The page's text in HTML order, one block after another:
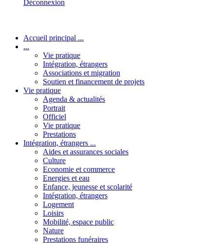
Déconnexion
Accueil principal ...
...
Vie pratique
Intégration, étrangers
Associations et migration
Soutien et financement de projets
Vie pratique
Agenda & actualités
Portrait
Officiel
Vie pratique
Prestations
Intégration, étrangers ...
Aides et assurances sociales
Culture
Economie et commerce
Energies et eau
Enfance, jeunesse et scolarité
Intégration, étrangers
Logement
Loisirs
Mobilité, espace public
Nature
Prestations funéraires